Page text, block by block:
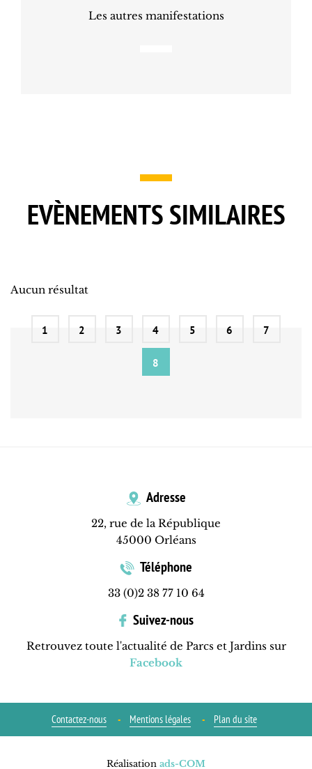
Les autres manifestations
EVÈNEMENTS SIMILAIRES
Aucun résultat
1 2 3 4 5 6 7
8
Adresse
22, rue de la République
45000 Orléans
Téléphone
33 (0)2 38 77 10 64
Suivez-nous
Retrouvez toute l'actualité de Parcs et Jardins sur
Facebook
Contactez-nous Mentions légales Plan du site
Réalisation ads-COM